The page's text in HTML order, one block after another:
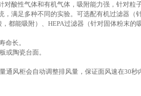
对酸性气体和有机气体，吸附能力强，针对粒
满足多种不同的实验。 可选配有机过滤器（
都能吸附）、 HEPA过滤器（针对固体粉末的
命长。
或陶瓷台面。
通风柜会自动调整排风量，保证面风速在30秒